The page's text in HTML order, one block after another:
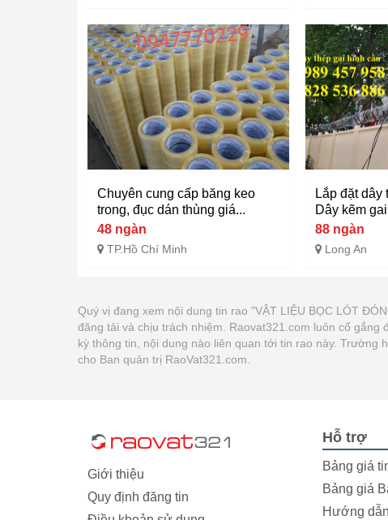
Chuyên cung cấp băng keo
trong, đục dán thùng giá...
48 ngàn
TP.Hồ Chí Minh
Lắp đặt dây
Dây kẽm
88 ngàn
Long An
Quý vị đang xem nội dung tin rao "VẬT LIỆU BỌC LÓT
đăng tải và chịu trách nhiệm. Raovat321.com luôn cố
kỳ thông tin, nội dung nào liên quan tới tin rao này. Trường
cho Ban quản trị RaoVat321.com.
Giới thiệu
Quy định đăng tin
Hỗ trợ
Bảng giá
Bảng giá
Hướng